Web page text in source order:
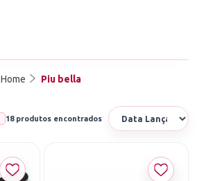
Home Piu bella
18 produtos encontrados